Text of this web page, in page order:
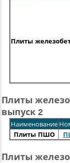
Плиты
Плиты
выпуск 2
Наименование
Плиты ПШО
Плиты